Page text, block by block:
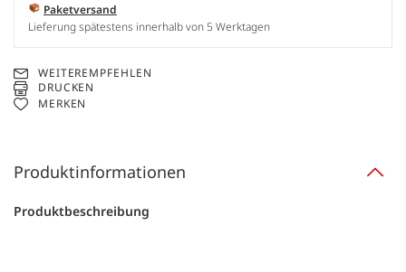
Paketversand
Lieferung spätestens innerhalb von 5 Werktagen
WEITEREMPFEHLEN
DRUCKEN
MERKEN
Produktinformationen
Produktbeschreibung